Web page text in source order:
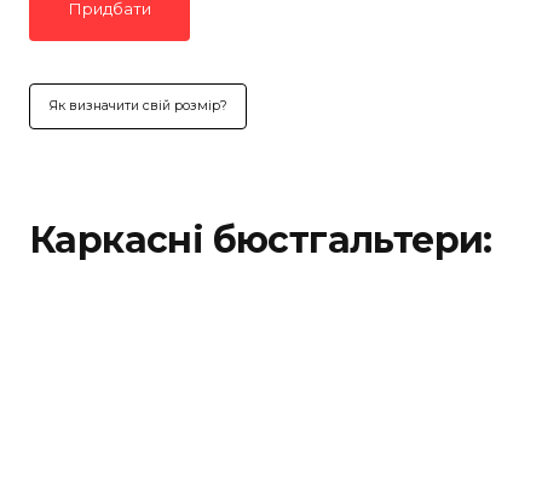
Придбати
Як визначити свій розмір?
Каркасні бюстгальтери: